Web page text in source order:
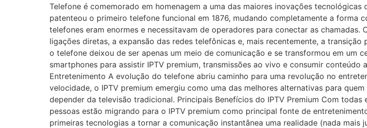
Telefone é comemorado em homenagem a uma das maiores inovações
patenteou o primeiro telefone funcional em 1876, mudando completamente a forma
telefones eram enormes e necessitavam de operadores para conectar as
ligações diretas, a expansão das redes telefônicas e, mais recentemente, a
o telefone deixou de ser apenas um meio de comunicação e se transformou em um
smartphones para assistir IPTV premium, transmissões ao vivo e consumir conteúdo
Entretenimento A evolução do telefone abriu caminho para uma revolução no
velocidade, o IPTV premium emergiu como uma das melhores alternativas para
depender da televisão tradicional. Principais Benefícios do IPTV Premium Com
pessoas estão migrando para o IPTV premium como principal fonte de
primeiras tecnologias a tornar a comunicação instantânea uma realidade (nada mais